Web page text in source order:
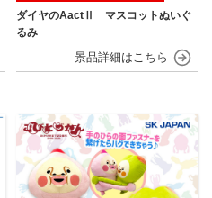
ダイヤのAactⅡ マスコットぬいぐ
るみ